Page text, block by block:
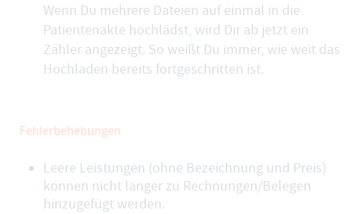
Wenn Du mehrere Dateien auf einmal in die
Patientenakte hochlädst, wird Dir ab jetzt ein
Zähler angezeigt. So weißt Du immer, wie weit das
Hochladen bereits fortgeschritten ist.
Fehlerbehebungen
Leere Leistungen (ohne Bezeichnung und Preis)
können nicht länger zu Rechnungen/Belegen
hinzugefügt werden.